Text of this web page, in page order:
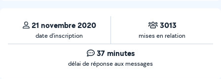
21 novembre 2020
date d’inscription
3013
mises en relation
37 minutes
délai de réponse aux messages